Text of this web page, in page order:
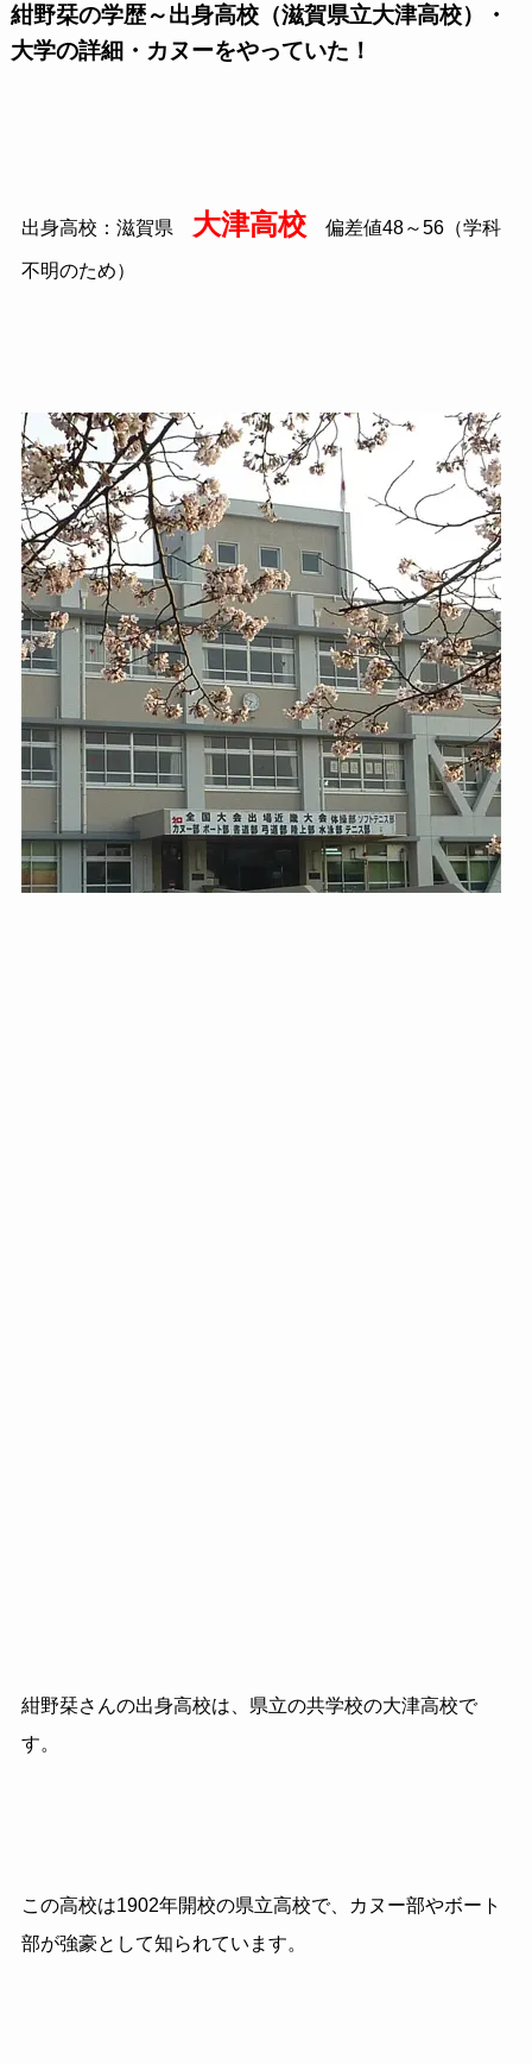
紺野栞の学歴～出身高校（滋賀県立大津高校）・
大学の詳細・カヌーをやっていた！
出身高校：滋賀県 大津高校偏差値48～56（学科
不明のため）
紺野栞さんの出身高校は、県立の共学校の大津高校で
す。
この高校は1902年開校の県立高校で、カヌー部やボート
部が強豪として知られています。